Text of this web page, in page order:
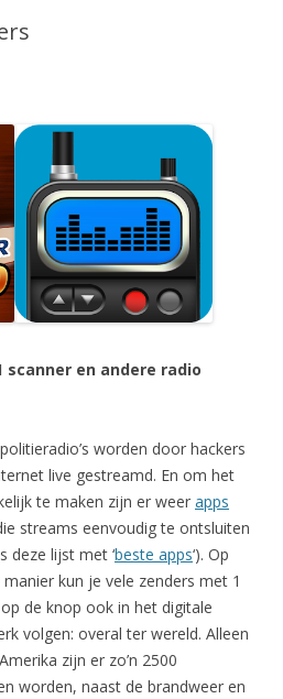
scanner en andere radio
worden door hackers
live gestreamd. En om het
te maken zijn er weer apps
streams eenvoudig te ontsluiten
deze lijst met ‘beste apps‘). Op
manier kun je vele zenders met 1
de knop ook in het digitale
volgen: overal ter wereld. Alleen
zijn er zo’n 2500
worden, naast de brandweer en